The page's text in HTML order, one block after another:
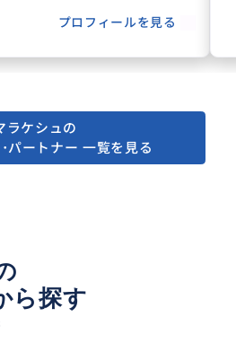
んでも得意です。ご希望
相談ください。
ガイドツアー
プロフィールを見る
ラケシュの
パートナー 一覧を見る
ら探す